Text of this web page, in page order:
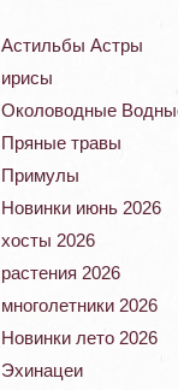
Астильбы Астры
ирисы
Околоводные
Пряные травы
Примулы
Новинки июнь 2026
хосты 2026
растения 2026
многолетники 2026
Новинки лето 2026
Эхинацеи